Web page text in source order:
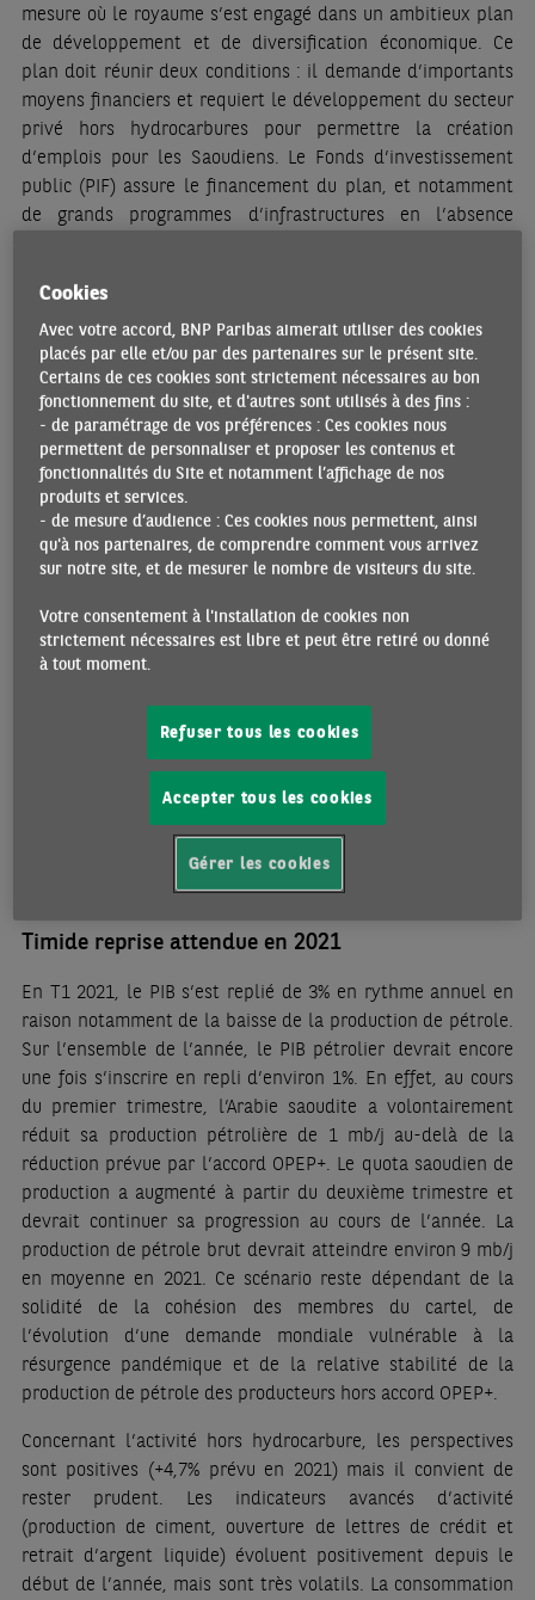
mesure où le royaume s’est engagé dans un ambitieux plan
de développement et de diversification économique. Ce
plan doit réunir deux conditions : il demande d’importants
moyens financiers et requiert le développement du secteur
privé hors hydrocarbures pour permettre la création
d’emplois pour les Saoudiens. Le Fonds d’investissement
public (PIF) assure le financement du plan, et notamment
de grands programmes d’infrastructures en l’absence
représenté que 0,7% du PIB en moyenne). Le recours à un
endettement mesuré ainsi que des recettes de privatisation
doivent garantir le financement du PIF, du moins à court
terme. Concernant la seconde condition, l’incertitude liée à
la pandémie a renforcé la prudence des agents
économiques. Déjà, depuis 2016 et la baisse durable des
revenus pétroliers, le secteur privé a fonctionné au ralenti.
Sa croissance n’a été en moyenne que de 0,8% de 2016 à
2020, contre 5,9% sur la période 2011-2015. La capacité du
secteur privé à se développer reste donc étroitement liée à
pandémie constitue un frein supplémentaire.
Parallèlement, l’horizon de moyen et long terme des
donné la volonté partagée au niveau mondial de progresser
dans la décarbonisation des activités économiques. Dans un
tel contexte, les autorités saoudiennes privilégient une
approche dirigiste de la réforme avec de très importants
investissements en infrastructures (villes nouvelles,
transports, etc.), et une accélération des mesures de
«saoudisation» du marché du travail.
Timide reprise attendue en 2021
En T1 2021, le PIB s’est replié de 3% en rythme annuel en
raison notamment de la baisse de la production de pétrole.
Sur l’ensemble de l’année, le PIB pétrolier devrait encore
une fois s’inscrire en repli d’environ 1%. En effet, au cours
du premier trimestre, l’Arabie saoudite a volontairement
réduit sa production pétrolière de 1 mb/j au-delà de la
réduction prévue par l’accord OPEP+. Le quota saoudien de
production a augmenté à partir du deuxième trimestre et
devrait continuer sa progression au cours de l’année. La
production de pétrole brut devrait atteindre environ 9 mb/j
en moyenne en 2021. Ce scénario reste dépendant de la
solidité de la cohésion des membres du cartel, de
l’évolution d’une demande mondiale vulnérable à la
résurgence pandémique et de la relative stabilité de la
production de pétrole des producteurs hors accord OPEP+.
Concernant l’activité hors hydrocarbure, les perspectives
sont positives (+4,7% prévu en 2021) mais il convient de
rester prudent. Les indicateurs avancés d’activité
(production de ciment, ouverture de lettres de crédit et
retrait d’argent liquide) évoluent positivement depuis le
début de l’année, mais sont très volatils. La consommation
Cookies
Avec votre accord, BNP Paribas aimerait utiliser des cookies
placés par elle et/ou par des partenaires sur le présent site.
Certains de ces cookies sont strictement nécessaires au bon
fonctionnement du site, et d'autres sont utilisés à des fins :
- de paramétrage de vos préférences : Ces cookies nous
permettent de personnaliser et proposer les contenus et
fonctionnalités du Site et notamment l’affichage de nos
produits et services.
- de mesure d’audience : Ces cookies nous permettent, ainsi
qu'à nos partenaires, de comprendre comment vous arrivez
sur notre site, et de mesurer le nombre de visiteurs du site.
Votre consentement à l'installation de cookies non
strictement nécessaires est libre et peut être retiré ou donné
à tout moment.
Refuser tous les cookies
Accepter tous les cookies
Gérer les cookies